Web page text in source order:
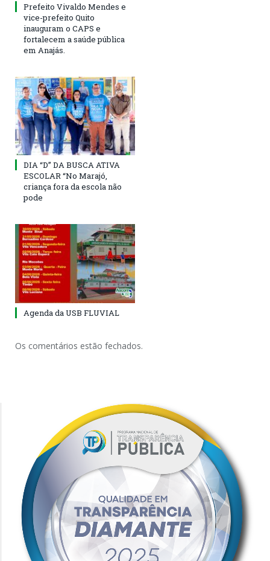
Prefeito Vivaldo Mendes e
vice-prefeito Quito
inauguram o CAPS e
fortalecem a saúde pública
em Anajás.
DIA “D” DA BUSCA ATIVA
ESCOLAR “No Marajó,
criança fora da escola não
pode
Agenda da USB FLUVIAL
Os comentários estão fechados.